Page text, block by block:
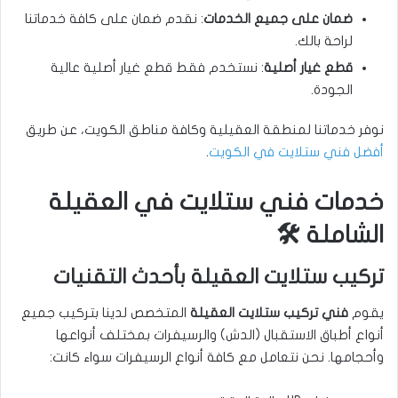
ضمان على جميع الخدمات: نقدم ضمان على كافة خدماتنا
لراحة بالك.
قطع غيار أصلية: نستخدم فقط قطع غيار أصلية عالية
الجودة.
نوفر خدماتنا لمنطقة العقيلية وكافة مناطق الكويت، عن طريق
أفضل فني ستلايت في الكويت.
خدمات فني ستلايت في العقيلة
الشاملة 🛠️
تركيب ستلايت العقيلة بأحدث التقنيات
يقوم فني تركيب ستلايت العقيلة المتخصص لدينا بتركيب جميع
أنواع أطباق الاستقبال (الدش) والرسيفرات بمختلف أنواعها
وأحجامها. نحن نتعامل مع كافة أنواع الرسيفرات سواء كانت: